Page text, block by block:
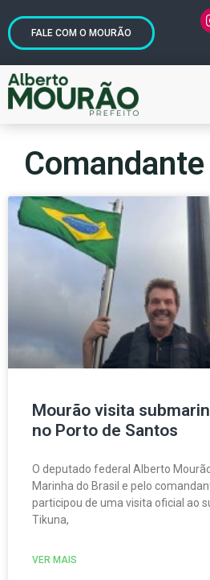
FALE COM O MOURÃO
Comandante
Mourão visita
no Porto de Santos
O deputado federal Alberto
Marinha do Brasil e pelo
participou de uma visita oficial ao
Tikuna,
VER MAIS